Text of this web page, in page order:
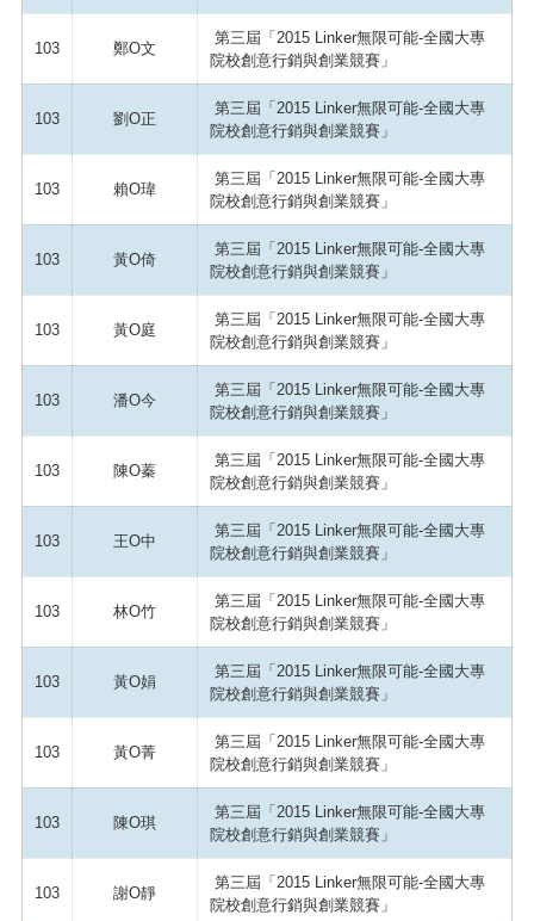
103 鄭O文
第三屆「2015 Linker無限可能-全國大專
院校創意行銷與創業競賽」
103 劉O正
第三屆「2015 Linker無限可能-全國大專
院校創意行銷與創業競賽」
103 賴O瑋
第三屆「2015 Linker無限可能-全國大專
院校創意行銷與創業競賽」
103 黃O倚
第三屆「2015 Linker無限可能-全國大專
院校創意行銷與創業競賽」
103 黃O庭
第三屆「2015 Linker無限可能-全國大專
院校創意行銷與創業競賽」
103 潘O今
第三屆「2015 Linker無限可能-全國大專
院校創意行銷與創業競賽」
103 陳O蓁
第三屆「2015 Linker無限可能-全國大專
院校創意行銷與創業競賽」
103 王O中
第三屆「2015 Linker無限可能-全國大專
院校創意行銷與創業競賽」
103 林O竹
第三屆「2015 Linker無限可能-全國大專
院校創意行銷與創業競賽」
103 黃O娟
第三屆「2015 Linker無限可能-全國大專
院校創意行銷與創業競賽」
103 黃O菁
第三屆「2015 Linker無限可能-全國大專
院校創意行銷與創業競賽」
103 陳O琪
第三屆「2015 Linker無限可能-全國大專
院校創意行銷與創業競賽」
103 謝O靜
第三屆「2015 Linker無限可能-全國大專
院校創意行銷與創業競賽」